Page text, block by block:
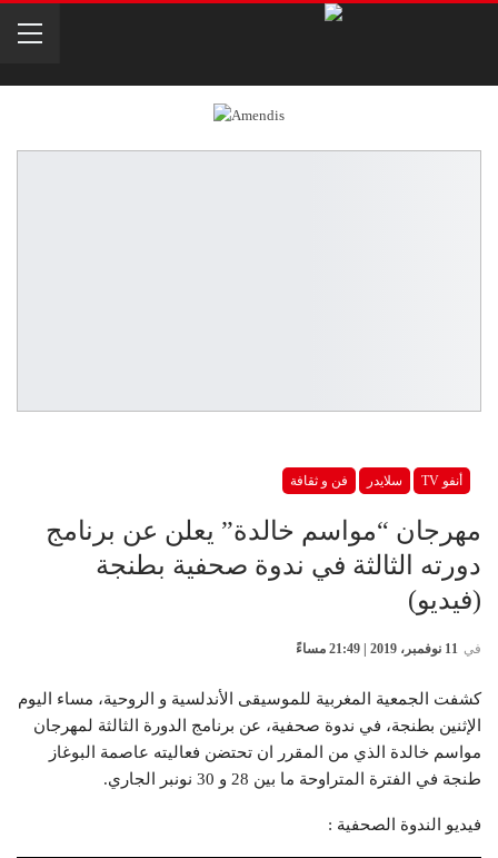
أنفو TV سلايدر فن و ثقافة
مهرجان “مواسم خالدة” يعلن عن برنامج
دورته الثالثة في ندوة صحفية بطنجة
(فيديو)
في 11 نوفمبر، 2019 | 21:49 مساءً
كشفت الجمعية المغربية للموسيقى الأندلسية و الروحية، مساء اليوم
الإثنين بطنجة، في ندوة صحفية، عن برنامج الدورة الثالثة لمهرجان
مواسم خالدة الذي من المقرر ان تحتضن فعاليته عاصمة البوغاز
طنجة في الفترة المتراوحة ما بين 28 و 30 نونبر الجاري.
فيديو الندوة الصحفية :